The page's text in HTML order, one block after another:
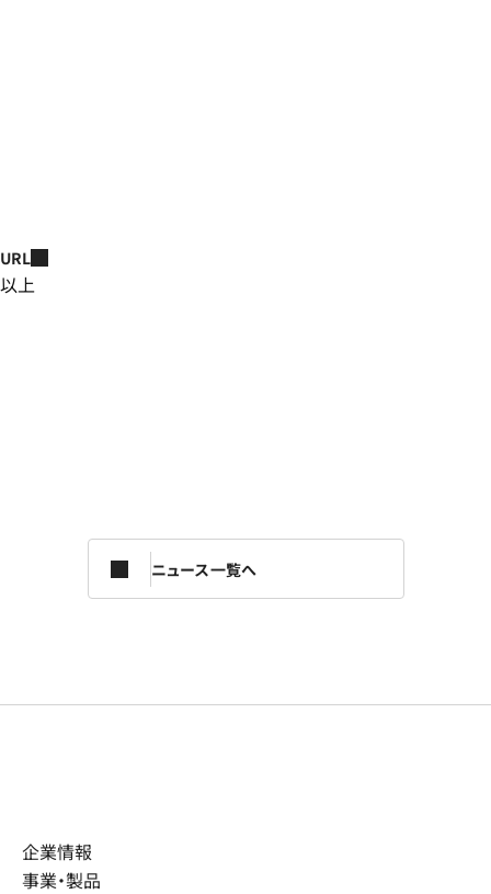
URL
以上
ニュース一覧へ
企業情報
事業・製品